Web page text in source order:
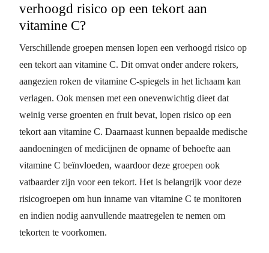
verhoogd risico op een tekort aan
vitamine C?
Verschillende groepen mensen lopen een verhoogd risico op
een tekort aan vitamine C. Dit omvat onder andere rokers,
aangezien roken de vitamine C-spiegels in het lichaam kan
verlagen. Ook mensen met een onevenwichtig dieet dat
weinig verse groenten en fruit bevat, lopen risico op een
tekort aan vitamine C. Daarnaast kunnen bepaalde medische
aandoeningen of medicijnen de opname of behoefte aan
vitamine C beïnvloeden, waardoor deze groepen ook
vatbaarder zijn voor een tekort. Het is belangrijk voor deze
risicogroepen om hun inname van vitamine C te monitoren
en indien nodig aanvullende maatregelen te nemen om
tekorten te voorkomen.